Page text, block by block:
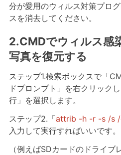
分が愛用のウィルス対策プロ
スを消去してください。
2.CMDでウィルス感
写真を復元する
ステップ1.検索ボックスで「
ドプロンプト」を右クリック
行」を選択します。
ステップ2.「attrib -h -r -s /s /
入力して実行すればいいです。
（例えばSDカードのドライ